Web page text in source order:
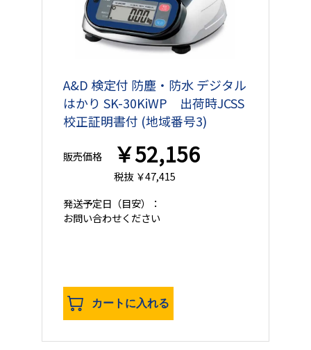
A&D 検定付 防塵・防水 デジタル
はかり SK-30KiWP 出荷時JCSS
校正証明書付 (地域番号3)
販売価格 ￥52,156
税抜 ￥47,415
発送予定日 （目安）：
お問い合わせください
カートに入れる